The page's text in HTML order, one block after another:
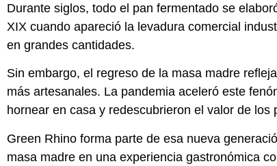
Durante siglos, todo el pan fermentado se
XIX cuando apareció la levadura comercial
en grandes cantidades.
Sin embargo, el regreso de la masa madre
más artesanales. La pandemia aceleró este
hornear en casa y redescubrieron el valor de los
Green Rhino forma parte de esa nueva
masa madre en una experiencia gastronómica